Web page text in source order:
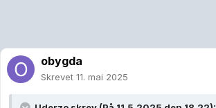
obygda
Skrevet 11. mai 2025